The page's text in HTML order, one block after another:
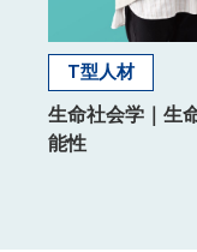
学の発展と超高齢社